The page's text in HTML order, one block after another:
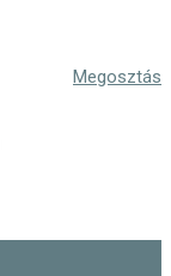
Megosztás